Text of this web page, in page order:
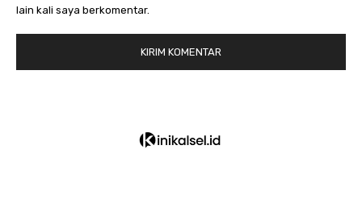
lain kali saya berkomentar.